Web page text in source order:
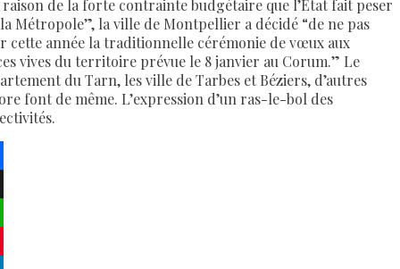
raison de la forte contrainte budgétaire que l’Etat fait peser
Métropole”, la ville de Montpellier a décidé “de ne pas
cette année la traditionnelle cérémonie de vœux aux
vives du territoire prévue le 8 janvier au Corum.” Le
du Tarn, les ville de Tarbes et Béziers, d’autres
font de même. L’expression d’un ras-le-bol des